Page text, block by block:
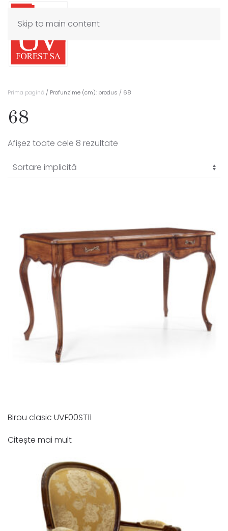
Skip to main content
Prima pagină / Profunzime (cm): produs / 68
68
Afișez toate cele 8 rezultate
Birou clasic UVF00ST11
Citește mai mult